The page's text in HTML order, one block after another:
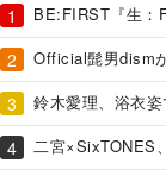
BE:FIRST『生：
Official髭男dism
鈴木愛理、浴衣
二宮×SixTONES